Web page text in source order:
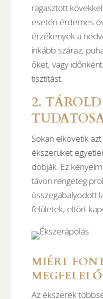
ragasztott
esetén érdemes
érzékenyek a
inkább száraz,
őket, vagy
tisztítást.
2.
Sokan elkövetik
ékszerüket
dobják. Ez
távon rengeteg
összegabalyodott
felületek, eltört
MIÉRT
Az ékszerek